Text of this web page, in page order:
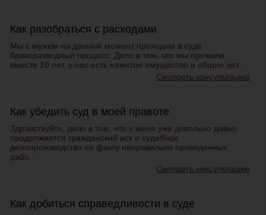
Как разобраться с расходами
Мы с мужем на данный момент проходим в суде
бракоразводный процесс. Дело в том, что мы прожили
вместе 10 лет, у нас есть нажитое имущество и общие дет...
Смотреть консультацию
Как убедить суд в моей правоте
Здравствуйте, дело в том, что у меня уже довольно давно
продолжается гражданский иск и судебное
делопроизводство по факту неправильно проведенных
рабо...
Смотреть консультацию
Как добиться справедливости в суде